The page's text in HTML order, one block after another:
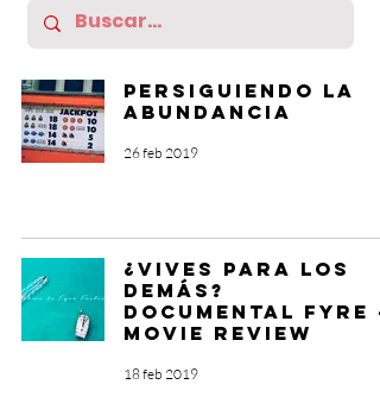
Persiguiendo la
abundancia
26 feb 2019
¿Vives para los
demás?
Documental Fyre –
Movie Review
18 feb 2019